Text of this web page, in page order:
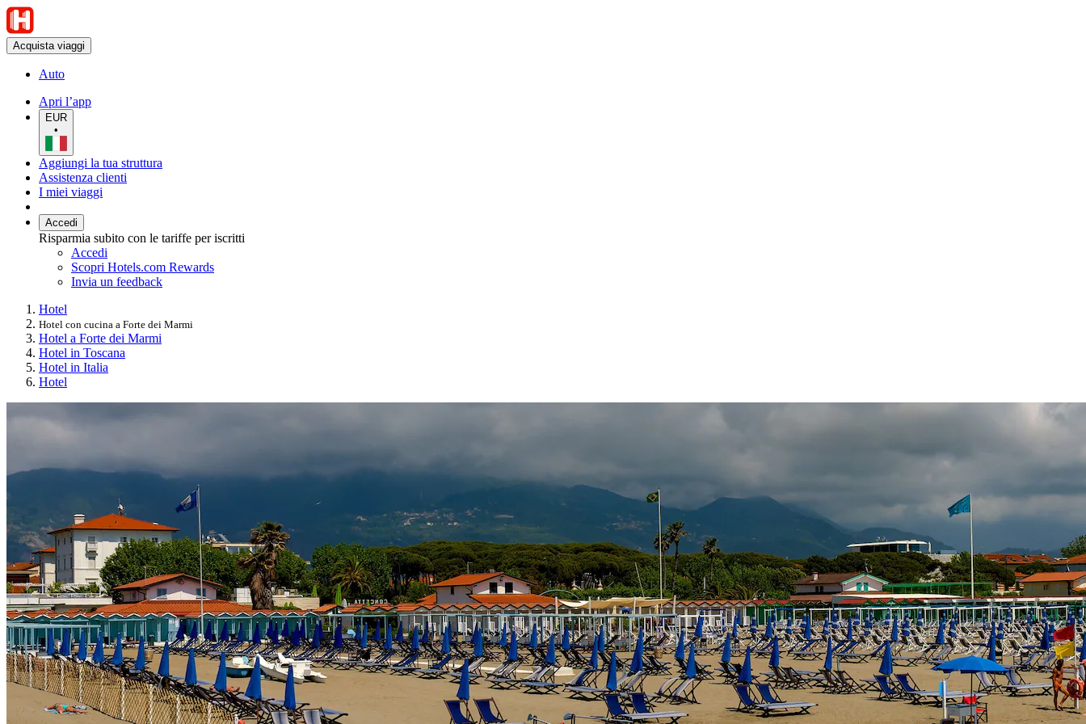
Acquista viaggi
Auto
Apri l’app
EUR
•
Aggiungi la tua struttura
Assistenza clienti
I miei viaggi
Accedi
Risparmia subito con le tariffe per iscritti
Accedi
Scopri Hotels.com Rewards
Invia un feedback
Hotel
Hotel con cucina a Forte dei Marmi
Hotel a Forte dei Marmi
Hotel in Toscana
Hotel in Italia
Hotel